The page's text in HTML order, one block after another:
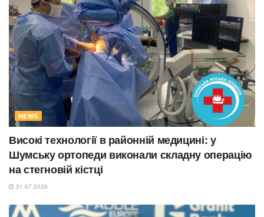
NEWS
Високі технології в районній медицині: у
Шумську ортопеди виконали складну операцію
на стегновій кістці
31.07.2026